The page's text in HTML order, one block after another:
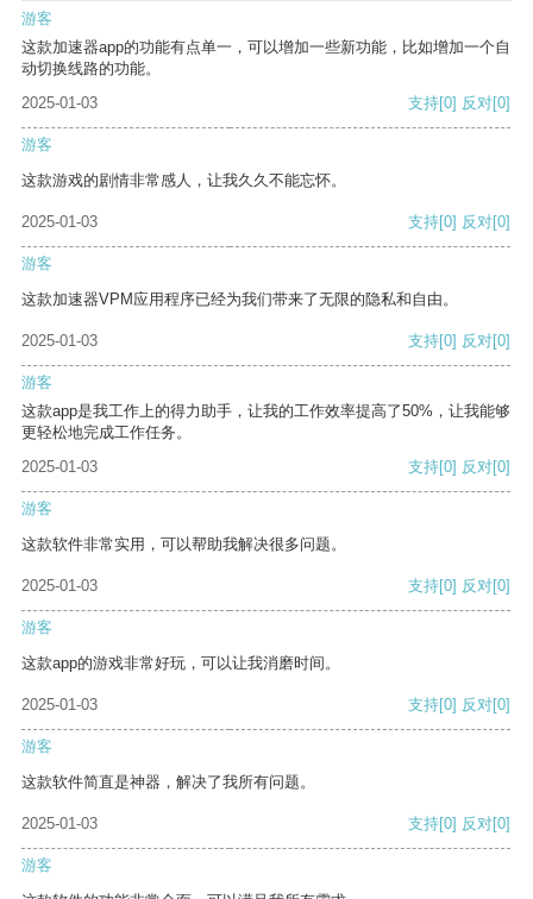
游客
这款加速器app的功能有点单一，可以增加一些新功能，比如增加一个自
动切换线路的功能。
2025-01-03
支持[0] 反对[0]
游客
这款游戏的剧情非常感人，让我久久不能忘怀。
2025-01-03 支持[0] 反对[0]
游客
这款加速器VPM应用程序已经为我们带来了无限的隐私和自由。
2025-01-03 支持[0] 反对[0]
游客
这款app是我工作上的得力助手，让我的工作效率提高了50%，让我能够
更轻松地完成工作任务。
2025-01-03
支持[0] 反对[0]
游客
这款软件非常实用，可以帮助我解决很多问题。
2025-01-03 支持[0] 反对[0]
游客
这款app的游戏非常好玩，可以让我消磨时间。
2025-01-03 支持[0] 反对[0]
游客
这款软件简直是神器，解决了我所有问题。
2025-01-03 支持[0] 反对[0]
游客